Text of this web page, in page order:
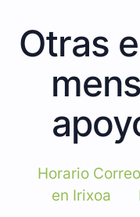
Otras
Horario
en Irixoa